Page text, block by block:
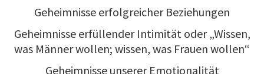
Geheimnisse erfolgreicher Beziehungen
Geheimnisse erfüllender Intimität oder „Wissen,
was Männer wollen; wissen, was Frauen wollen“
Geheimnisse unserer Emotionalität